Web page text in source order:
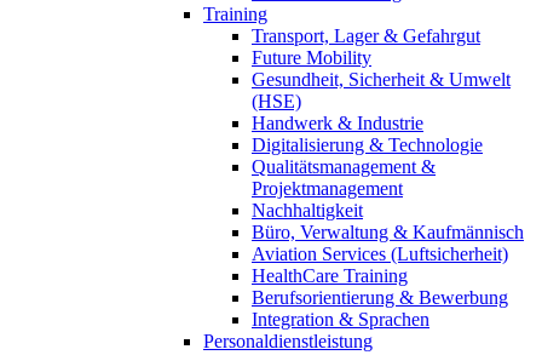
Training
Transport, Lager & Gefahrgut
Future Mobility
Gesundheit, Sicherheit & Umwelt
(HSE)
Handwerk & Industrie
Digitalisierung & Technologie
Qualitätsmanagement &
Projektmanagement
Nachhaltigkeit
Büro, Verwaltung & Kaufmännisch
Aviation Services (Luftsicherheit)
HealthCare Training
Berufsorientierung & Bewerbung
Integration & Sprachen
Personaldienstleistung